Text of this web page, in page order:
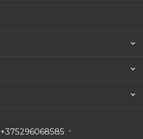
+375296068585